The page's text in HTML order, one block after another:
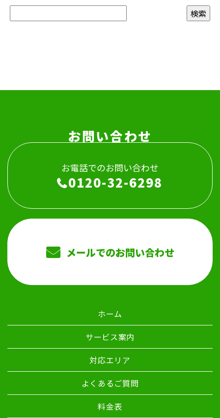
お問い合わせ
お電話でのお問い合わせ
0120-32-6298
メールでのお問い合わせ
ホーム
サービス案内
対応エリア
よくあるご質問
料金表